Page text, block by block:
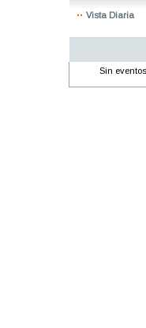
Vista Diaria
Sin eventos